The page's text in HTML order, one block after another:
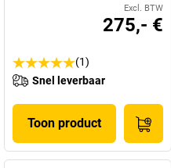
Excl. BTW
275,- €
(1)
Snel leverbaar
Toon product